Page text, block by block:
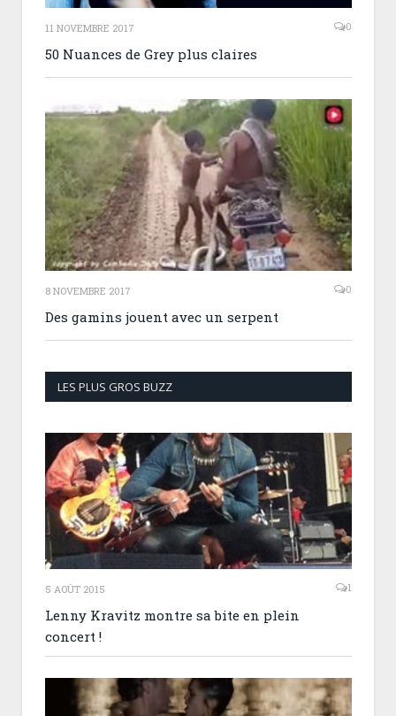
11 NOVEMBRE 2017 0
50 Nuances de Grey plus claires
8 NOVEMBRE 2017 0
Des gamins jouent avec un serpent
LES PLUS GROS BUZZ
5 AOÛT 2015 1
Lenny Kravitz montre sa bite en plein
concert !